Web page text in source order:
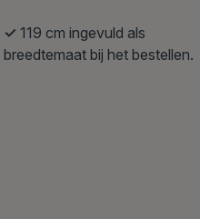
✓ 119 cm ingevuld als
breedtemaat bij het bestellen.